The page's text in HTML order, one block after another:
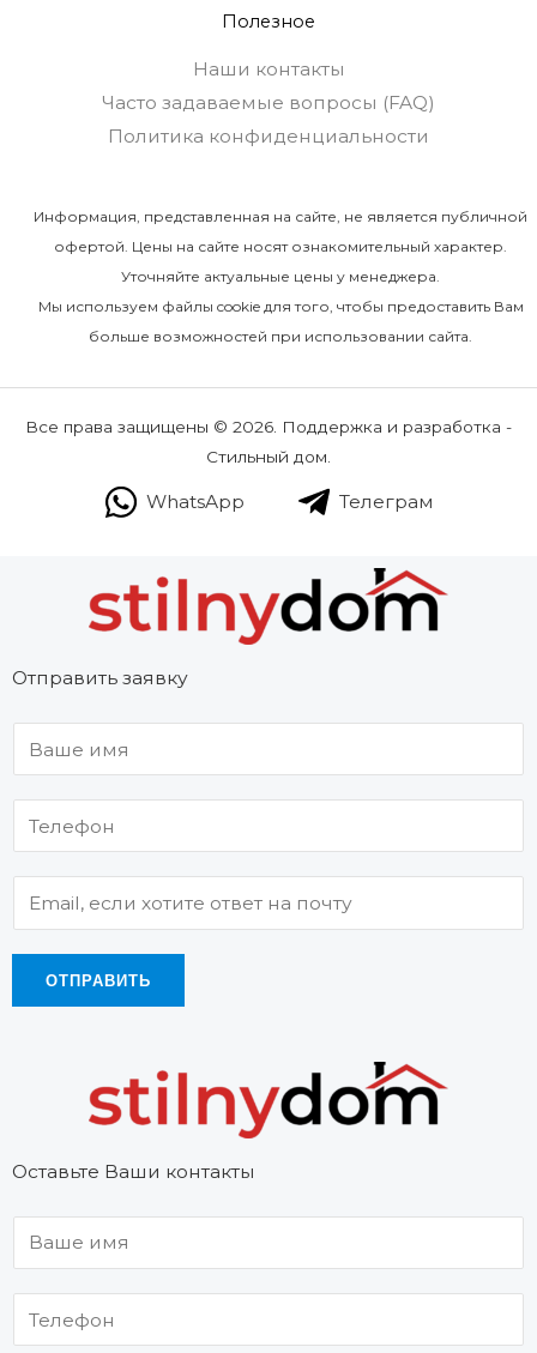
Полезное
Наши контакты
Часто задаваемые вопросы (FAQ)
Политика конфиденциальности
Информация, представленная на сайте, не является публичной
офертой. Цены на сайте носят ознакомительный характер.
Уточняйте актуальные цены у менеджера.
Мы используем файлы cookie для того, чтобы предоставить Вам
больше возможностей при использовании сайта.
Все права защищены © 2026. Поддержка и разработка -
Стильный дом.
WhatsApp Телеграм
Отправить заявку
ОТПРАВИТЬ
Оставьте Ваши контакты